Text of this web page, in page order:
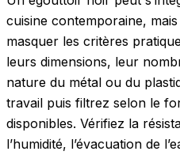
cuisine contemporaine,
masquer les critères
leurs dimensions, leur
nature du métal ou du
travail puis filtrez selon le
disponibles. Vérifiez la
l’humidité, l’évacuation de